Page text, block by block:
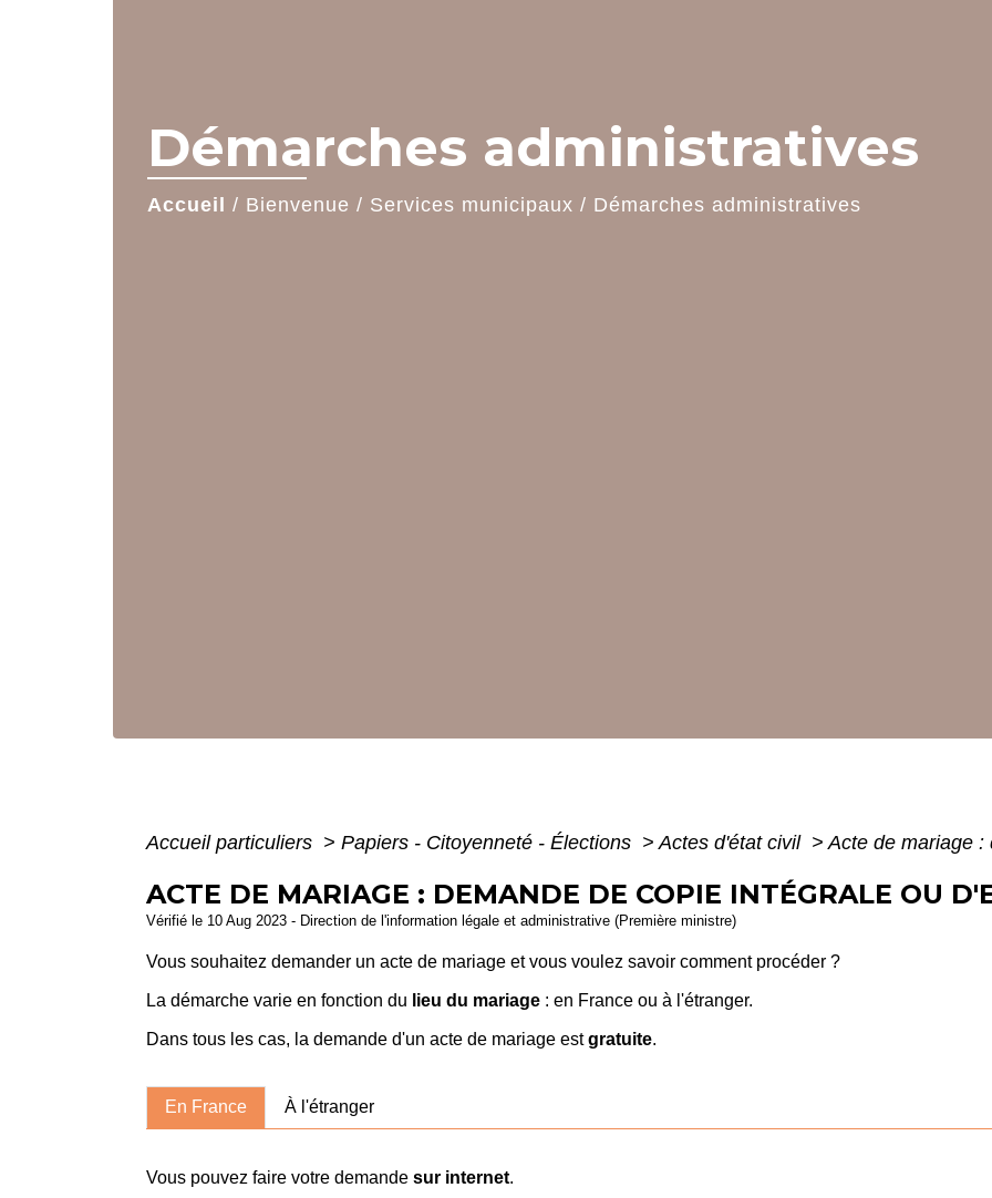
Démarches administratives
Accueil / Bienvenue / Services municipaux / Démarches administratives
Accueil particuliers > Papiers - Citoyenneté - Élections > Actes d'état civil > Acte de mariage :
ACTE DE MARIAGE : DEMANDE DE COPIE INTÉGRALE OU
Vérifié le 10 Aug 2023 - Direction de l'information légale et administrative (Première ministre)
Vous souhaitez demander un acte de mariage et vous voulez savoir comment procéder ?
La démarche varie en fonction du lieu du mariage : en France ou à l'étranger.
Dans tous les cas, la demande d'un acte de mariage estgratuite.
En France À l'étranger
Vous pouvez faire votre demande sur internet.